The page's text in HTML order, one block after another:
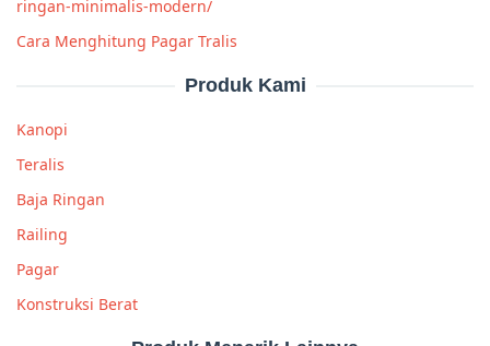
ringan-minimalis-modern/
Cara Menghitung Pagar Tralis
Produk Kami
Kanopi
Teralis
Baja Ringan
Railing
Pagar
Konstruksi Berat